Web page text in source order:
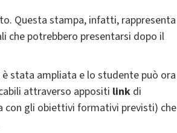
Questa stampa, infatti, rappresenta
che potrebbero presentarsi dopo il
stata ampliata e lo studente può ora
attraverso appositi link di
con gli obiettivi formativi previsti) che